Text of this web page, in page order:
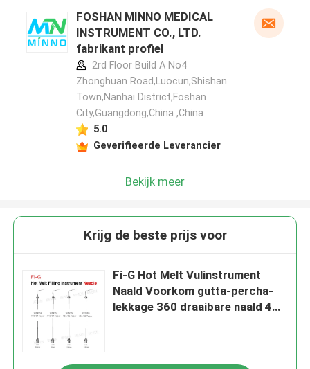
FOSHAN MINNO MEDICAL
INSTRUMENT CO., LTD.
fabrikant profiel
2rd Floor Build A No4
Zhonghuan Road,Luocun,Shishan
Town,Nanhai District,Foshan
City,Guangdong,China ,China
5.0
Geverifieerde Leverancier
Bekijk meer
Krijg de beste prijs voor
Fi-G Hot Melt Vulinstrument
Naald Voorkom gutta-percha-
lekkage 360 draaibare naald 4